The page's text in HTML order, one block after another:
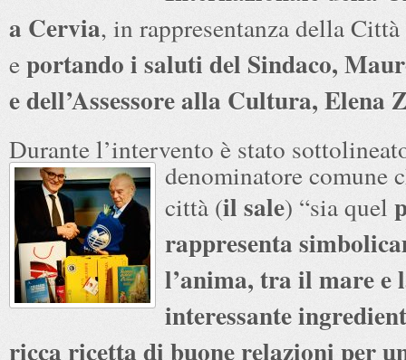
a Cervia, in rappresentanza della
eportando i saluti del Sindaco,
e dell’Assessore alla Cultura, Elena
Durante l’intervento è stato
denominatore comune
città (il sale) “sia quel
rappresenta
l’anima, tra il mare e
interessante
ricca ricetta di buone relazioni per